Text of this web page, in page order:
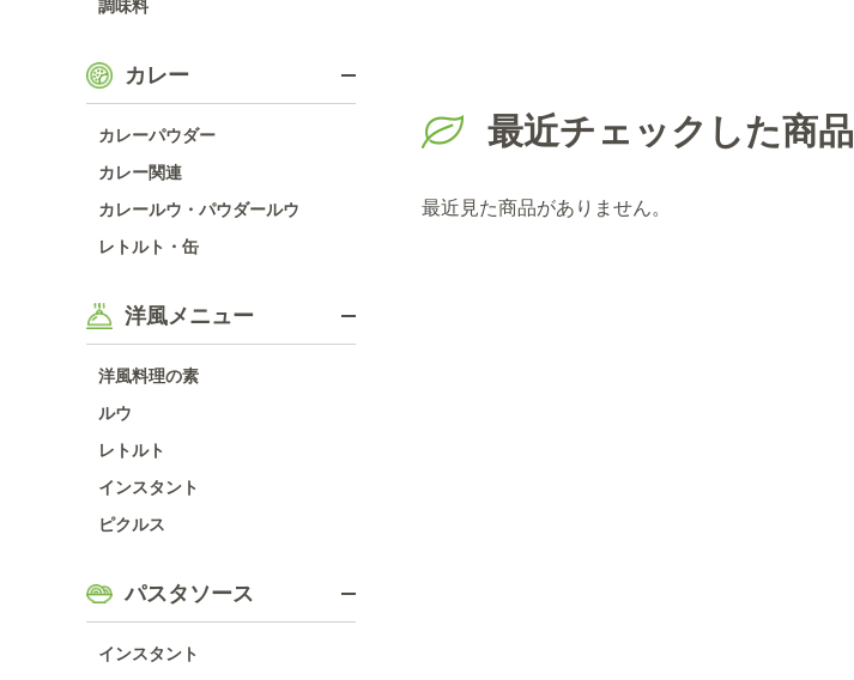
調味料
カレー
カレーパウダー
カレー関連
カレールウ・パウダールウ
レトルト・缶
洋風メニュー
洋風料理の素
ルウ
レトルト
インスタント
ピクルス
パスタソース
インスタント
最近チェックした商品
最近見た商品がありません。